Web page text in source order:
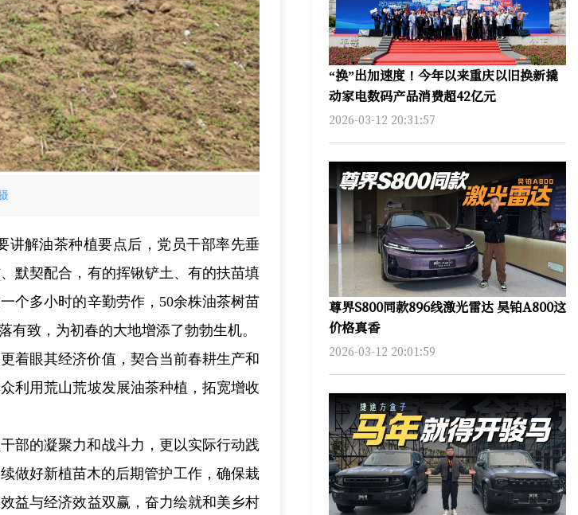
讲解油茶种植要点后，党员干部率先垂
默契配合，有的挥锹铲土、有的扶苗填
个多小时的辛勤劳作，50余株油茶树苗
有致，为初春的大地增添了勃勃生机。
着眼其经济价值，契合当前春耕生产和
利用荒山荒坡发展油茶种植，拓宽增收
部的凝聚力和战斗力，更以实际行动践
做好新植苗木的后期管护工作，确保栽
益与经济效益双赢，奋力绘就和美乡村
“换”出加速度！今年以来重庆以旧换新撬
动家电数码产品消费超42亿元
2026-03-12 20:31:57
尊界S800同款896线激光雷达 昊铂A800这
价格真香
2026-03-12 20:01:59